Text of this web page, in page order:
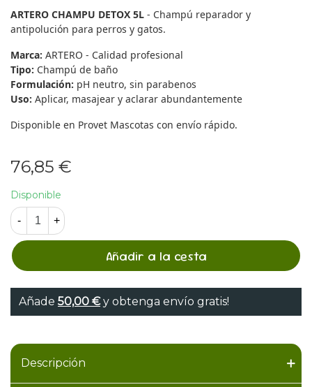
ARTERO CHAMPU DETOX 5L - Champú reparador y
antipolución para perros y gatos.
Marca: ARTERO - Calidad profesional
Tipo: Champú de baño
Formulación: pH neutro, sin parabenos
Uso: Aplicar, masajear y aclarar abundantemente
Disponible en Provet Mascotas con envío rápido.
76,85 €
Disponible
- +
Añadir a la cesta
Añade 50,00 €y obtenga envío gratis!
Descripción